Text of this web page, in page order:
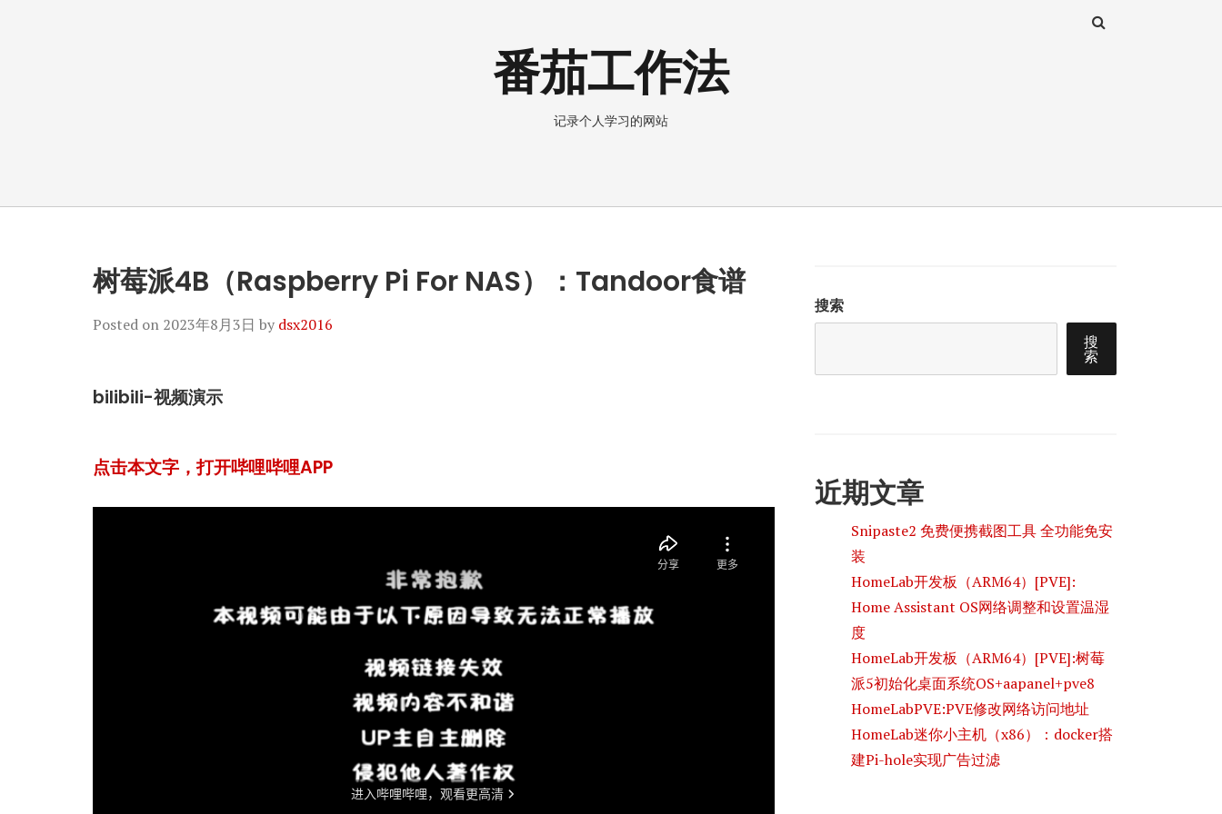
番茄工作法
记录个人学习的网站
树莓派4B（Raspberry Pi For NAS）：Tandoor食谱
Posted on 2023年8月3日 by dsx2016
bilibili-视频演示
点击本文字，打开哔哩哔哩APP
搜索
搜
索
近期文章
Snipaste2 免费便携截图工具 全功能免安
装
HomeLab开发板（ARM64）[PVE]:
Home Assistant OS网络调整和设置温湿
度
HomeLab开发板（ARM64）[PVE]:树莓
派5初始化桌面系统OS+aapanel+pve8
HomeLabPVE:PVE修改网络访问地址
HomeLab迷你小主机（x86）：docker搭
建Pi-hole实现广告过滤